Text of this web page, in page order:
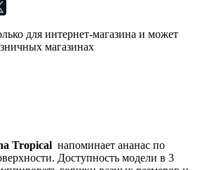
для интернет-магазина и может
магазинах
Tropical напоминает ананас по
Доступность модели в 3